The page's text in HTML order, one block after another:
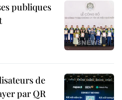
publiques
de
par QR